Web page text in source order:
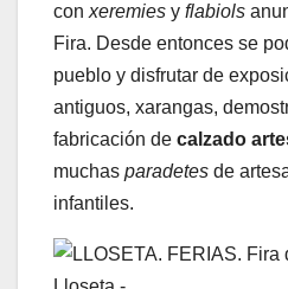
con xeremies y flabiols
Fira. Desde entonces se
pueblo y disfrutar de
antiguos, xarangas,
fabricación de calzado
muchas paradetes de
infantiles.